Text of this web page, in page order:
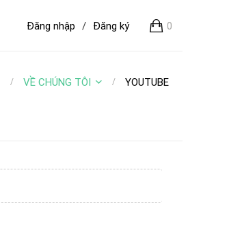
0
Đăng ký
/
Đăng nhập
VỀ CHÚNG TÔI YOUTUBE